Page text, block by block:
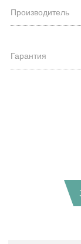
Производитель
Гарантия